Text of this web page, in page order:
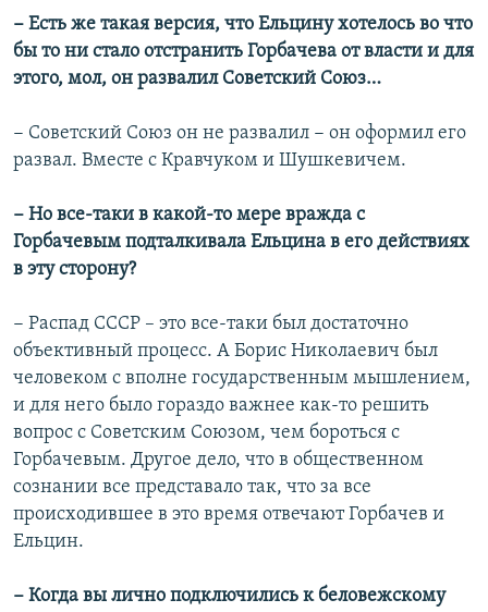
− Есть же такая версия, что Ельцину хотелось во что
бы то ни стало отстранить Горбачева от власти и для
этого, мол, он развалил Советский Союз…
− Советский Союз он не развалил − он оформил его
развал. Вместе с Кравчуком и Шушкевичем.
− Но все-таки в какой-то мере вражда с
Горбачевым подталкивала Ельцина в его действиях
в эту сторону?
− Распад СССР – это все-таки был достаточно
объективный процесс. А Борис Николаевич был
человеком с вполне государственным мышлением,
и для него было гораздо важнее как-то решить
вопрос с Советским Союзом, чем бороться с
Горбачевым. Другое дело, что в общественном
сознании все представало так, что за все
происходившее в это время отвечают Горбачев и
Ельцин.
− Когда вы лично подключились к беловежскому